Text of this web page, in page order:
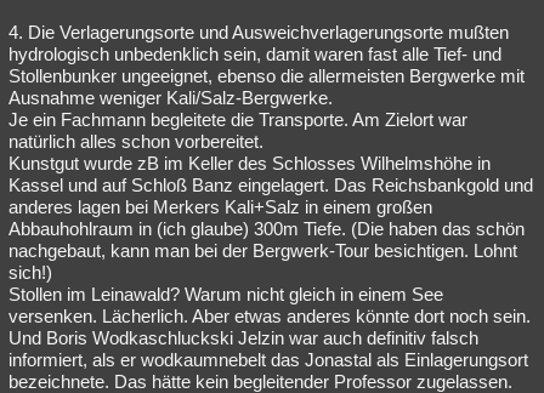
4. Die Verlagerungsorte und Ausweichverlagerungsorte mußten
hydrologisch unbedenklich sein, damit waren fast alle Tief- und
Stollenbunker ungeeignet, ebenso die allermeisten Bergwerke mit
Ausnahme weniger Kali/Salz-Bergwerke.
Je ein Fachmann begleitete die Transporte. Am Zielort war
natürlich alles schon vorbereitet.
Kunstgut wurde zB im Keller des Schlosses Wilhelmshöhe in
Kassel und auf Schloß Banz eingelagert. Das Reichsbankgold und
anderes lagen bei Merkers Kali+Salz in einem großen
Abbauhohlraum in (ich glaube) 300m Tiefe. (Die haben das schön
nachgebaut, kann man bei der Bergwerk-Tour besichtigen. Lohnt
sich!)
Stollen im Leinawald? Warum nicht gleich in einem See
versenken. Lächerlich. Aber etwas anderes könnte dort noch sein.
Und Boris Wodkaschluckski Jelzin war auch definitiv falsch
informiert, als er wodkaumnebelt das Jonastal als Einlagerungsort
bezeichnete. Das hätte kein begleitender Professor zugelassen.